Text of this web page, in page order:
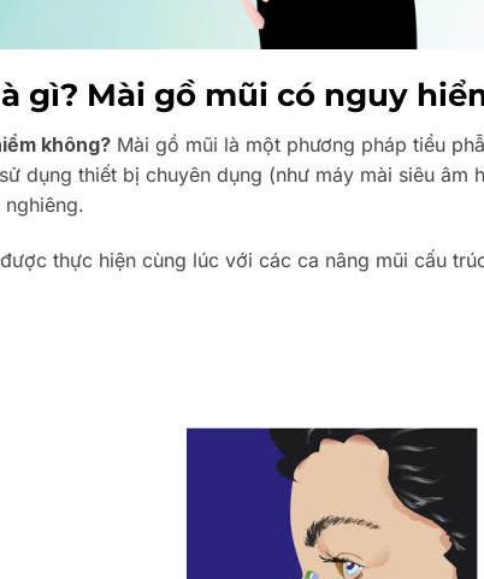
gì? Mài gồ mũi có nguy
không? Mài gồ mũi là một phương pháp tiểu
dụng thiết bị chuyên dụng (như máy mài siêu
nghiêng.
thực hiện cùng lúc với các ca nâng mũi cấu